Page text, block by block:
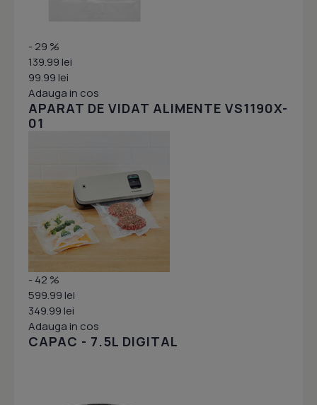
- 29 %
139.99 lei
99.99 lei
Adauga in cos
APARAT DE VIDAT ALIMENTE VS1190X-
01
- 42 %
599.99 lei
349.99 lei
Adauga in cos
CAPAC - 7.5L DIGITAL